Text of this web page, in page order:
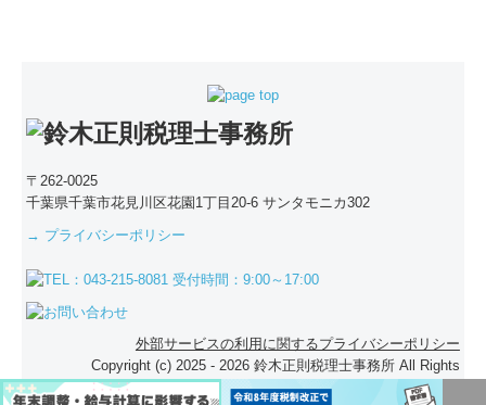
〒262-0025
千葉県千葉市花見川区花園1丁目20-6 サンタモニカ302
→ プライバシーポリシー
外部サービスの利用に関するプライバシーポリシー
Copyright (c) 2025 - 2026 鈴木正則税理士事務所 All Rights
Reserved.